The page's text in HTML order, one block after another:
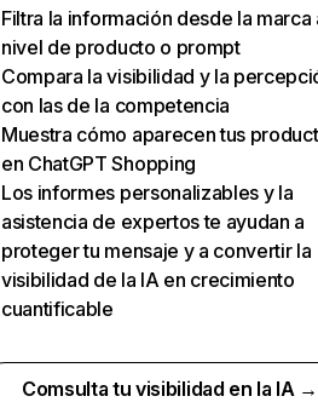
Filtra la información desde la marca
nivel de producto o prompt
Compara la visibilidad y la
con las de la competencia
Muestra cómo aparecen tus
en ChatGPT Shopping
Los informes personalizables y la
asistencia de expertos te ayudan a
proteger tu mensaje y a convertir la
visibilidad de la IA en crecimiento
cuantificable
Comsulta tu visibilidad en la IA →